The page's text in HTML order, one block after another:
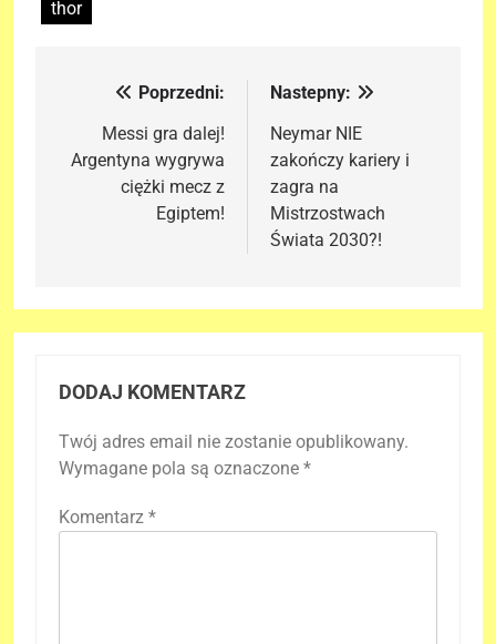
thor
Nawigacja
wpisu
Poprzedni:
Messi gra dalej!
Argentyna wygrywa
ciężki mecz z
Egiptem!
Nastepny:
Neymar NIE
zakończy kariery i
zagra na
Mistrzostwach
Świata 2030?!
DODAJ KOMENTARZ
Twój adres email nie zostanie opublikowany.
Wymagane pola są oznaczone *
Komentarz *